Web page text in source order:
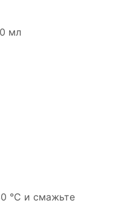
мл
°C и смажьте